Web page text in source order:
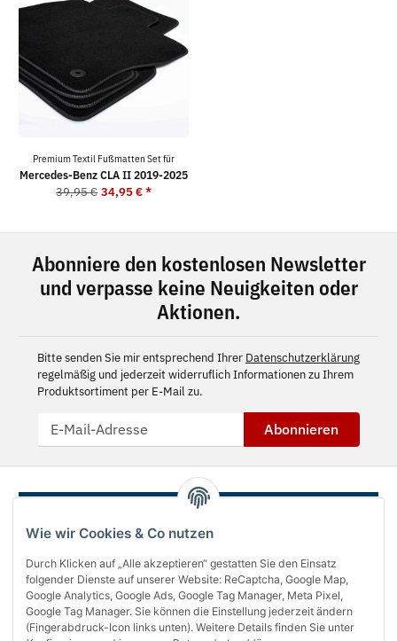
Wie wir Cookies & Co nutzen
Durch Klicken auf „Alle akzeptieren“ gestatten Sie den Einsatz
folgender Dienste auf unserer Website: ReCaptcha, Google Map,
Google Analytics, Google Ads, Google Tag Manager, Meta Pixel,
Google Tag Manager. Sie können die Einstellung jederzeit ändern
(Fingerabdruck-Icon links unten). Weitere Details finden Sie unter
Premium Textil Fußmatten Set für
Mercedes-Benz CLA II 2019-2025
39,95 € 34,95 €*
Abonniere den kostenlosen Newsletter
und verpasse keine Neuigkeiten oder
Aktionen.
Bitte senden Sie mir entsprechend Ihrer Datenschutzerklärung
regelmäßig und jederzeit widerruflich Informationen zu Ihrem
Produktsortiment per E-Mail zu.
Abonnieren
Über uns